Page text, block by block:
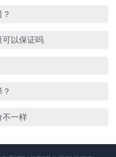
可以保证吗
不一样